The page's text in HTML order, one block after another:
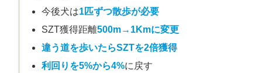
今後犬は1匹ずつ散歩が必要
SZT獲得距離500m→1Kmに変更
違う道を歩いたらSZTを2倍獲得
利回りを5%から4%に戻す